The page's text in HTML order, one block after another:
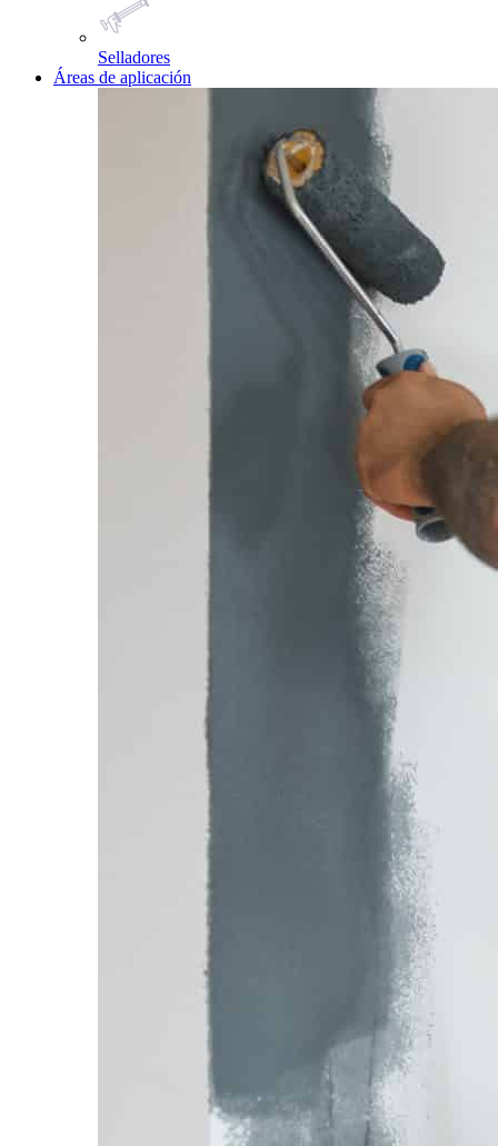
Selladores
Áreas de aplicación